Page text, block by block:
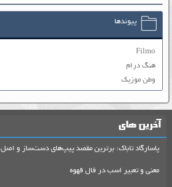
پیوندها
Filmo
هنگ درام
وطن موزیک
آخرین های
پاسارگاد تاباک: برترین مقصد پیپ‌های دست‌ساز و اصل
معنی و تعبیر اسب در فال قهوه